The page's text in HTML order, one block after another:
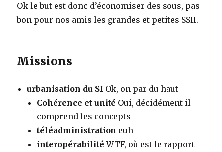
Ok le but est donc d’économiser des sous, pas
bon pour nos amis les grandes et petites SSII.
Missions
urbanisation du SI Ok, on par du haut
Cohérence et unité Oui, décidément il
comprend les concepts
téléadministration euh
interopérabilité WTF, où est le rapport